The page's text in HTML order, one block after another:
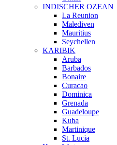
INDISCHER OZEAN
La Reunion
Malediven
Mauritius
Seychellen
KARIBIK
Aruba
Barbados
Bonaire
Curacao
Dominica
Grenada
Guadeloupe
Kuba
Martinique
St. Lucia